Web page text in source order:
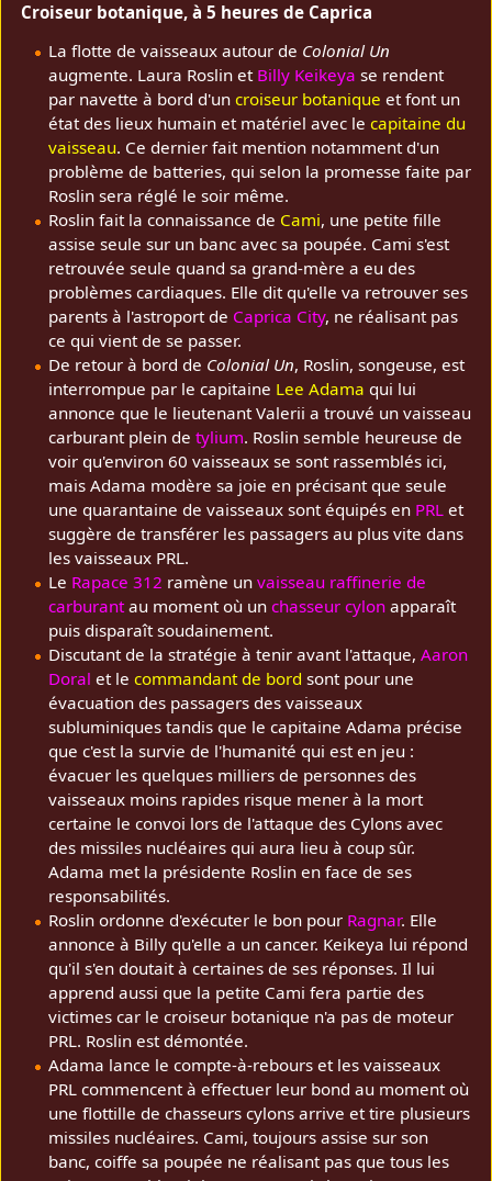
Croiseur botanique, à 5 heures de Caprica
La flotte de vaisseaux autour de Colonial Un
augmente. Laura Roslin et Billy Keikeya se rendent
par navette à bord d'un croiseur botanique et font un
état des lieux humain et matériel avec le capitaine du
vaisseau. Ce dernier fait mention notamment d'un
problème de batteries, qui selon la promesse faite par
Roslin sera réglé le soir même.
Roslin fait la connaissance de Cami, une petite fille
assise seule sur un banc avec sa poupée. Cami s'est
retrouvée seule quand sa grand-mère a eu des
problèmes cardiaques. Elle dit qu'elle va retrouver ses
parents à l'astroport de Caprica City, ne réalisant pas
ce qui vient de se passer.
De retour à bord de Colonial Un, Roslin, songeuse, est
interrompue par le capitaine Lee Adama qui lui
annonce que le lieutenant Valerii a trouvé un vaisseau
carburant plein de tylium. Roslin semble heureuse de
voir qu'environ 60 vaisseaux se sont rassemblés ici,
mais Adama modère sa joie en précisant que seule
une quarantaine de vaisseaux sont équipés en PRLet
suggère de transférer les passagers au plus vite dans
les vaisseaux PRL.
Le Rapace 312 ramène un vaisseau raffinerie de
carburantau moment où un chasseur cylonapparaît
puis disparaît soudainement.
Discutant de la stratégie à tenir avant l'attaque, Aaron
Doral et le commandant de bord sont pour une
évacuation des passagers des vaisseaux
subluminiques tandis que le capitaine Adama précise
que c'est la survie de l'humanité qui est en jeu :
évacuer les quelques milliers de personnes des
vaisseaux moins rapides risque mener à la mort
certaine le convoi lors de l'attaque des Cylons avec
des missiles nucléaires qui aura lieu à coup sûr.
Adama met la présidente Roslin en face de ses
responsabilités.
Roslin ordonne d'exécuter le bon pour Ragnar. Elle
annonce à Billy qu'elle a un cancer. Keikeya lui répond
qu'il s'en doutait à certaines de ses réponses. Il lui
apprend aussi que la petite Cami fera partie des
victimes car le croiseur botanique n'a pas de moteur
PRL. Roslin est démontée.
Adama lance le compte-à-rebours et les vaisseaux
PRL commencent à effectuer leur bond au moment où
une flottille de chasseurs cylons arrive et tire plusieurs
missiles nucléaires. Cami, toujours assise sur son
banc, coiffe sa poupée ne réalisant pas que tous les